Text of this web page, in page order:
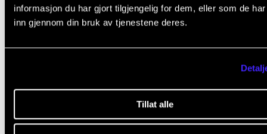
informasjon du har gjort tilgjengelig for dem, eller som de
inn gjennom din bruk av tjenestene deres.
Tillat alle
Kvalifikasjoner